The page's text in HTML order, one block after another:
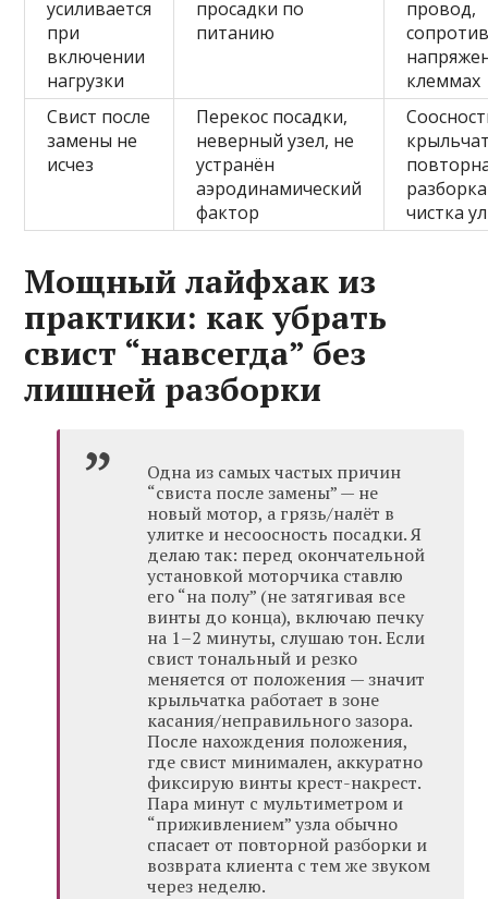
усиливается
при
включении
нагрузки
просадки по
питанию
провод,
клеммах
Свист после
замены не
исчез
Перекос посадки,
неверный узел, не
устранён
аэродинамический
фактор
чистка
Мощный лайфхак из
практики: как убрать
свист “навсегда” без
лишней разборки
Одна из самых частых причин
“свиста после замены” — не
новый мотор, а грязь/налёт в
улитке и несоосность посадки. Я
делаю так: перед окончательной
установкой моторчика ставлю
его “на полу” (не затягивая все
винты до конца), включаю печку
на 1–2 минуты, слушаю тон. Если
свист тональный и резко
меняется от положения — значит
крыльчатка работает в зоне
касания/неправильного зазора.
После нахождения положения,
где свист минимален, аккуратно
фиксирую винты крест-накрест.
Пара минут с мультиметром и
“приживлением” узла обычно
спасает от повторной разборки и
возврата клиента с тем же звуком
через неделю.